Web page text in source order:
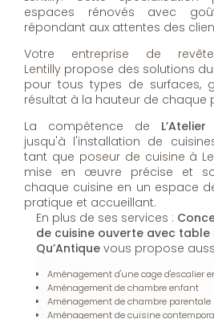
espaces rénovés avec
répondant aux attentes des
Votre entreprise de
Lentilly propose des solutions
pour tous types de surfaces,
résultat à la hauteur de chaque
La compétence de
jusqu'à l'installation de
tant que poseur de cuisine à
mise en œuvre précise et
chaque cuisine en un espace
pratique et accueillant.
En plus de ses services :
de cuisine ouverte avec table
Qu’Antique vous propose
Aménagement d'une cage d'escalier
Aménagement de chambre enfant
Aménagement de chambre parentale
Aménagement de cuisine